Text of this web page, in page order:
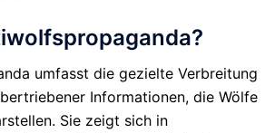
umfasst die gezielte Verbreitung
Informationen, die Wölfe
Sie zeigt sich in